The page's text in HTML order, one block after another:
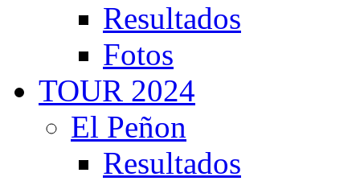
Resultados
Fotos
TOUR 2024
El Peñon
Resultados